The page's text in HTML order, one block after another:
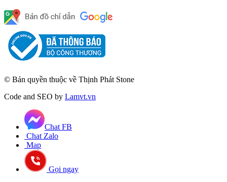
© Bản quyền thuộc về Thịnh Phát Stone
Code and SEO by Lamvt.vn
Chat FB
Chat Zalo
Map
Gọi ngay